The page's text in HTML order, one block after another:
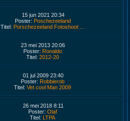
15 jun 2021 20:34
Poster: Poschezeeland
Titel: Porschezeeland Fotoshoot ...
23 mei 2013 20:06
Poster: Ronaldo
Titel: 2012-20
01 jul 2009 23:40
Poster: Robbierob
Titel: Vet cool Man 2009
26 mei 2018 8:11
Poster: Olaf
Titel: LTPA